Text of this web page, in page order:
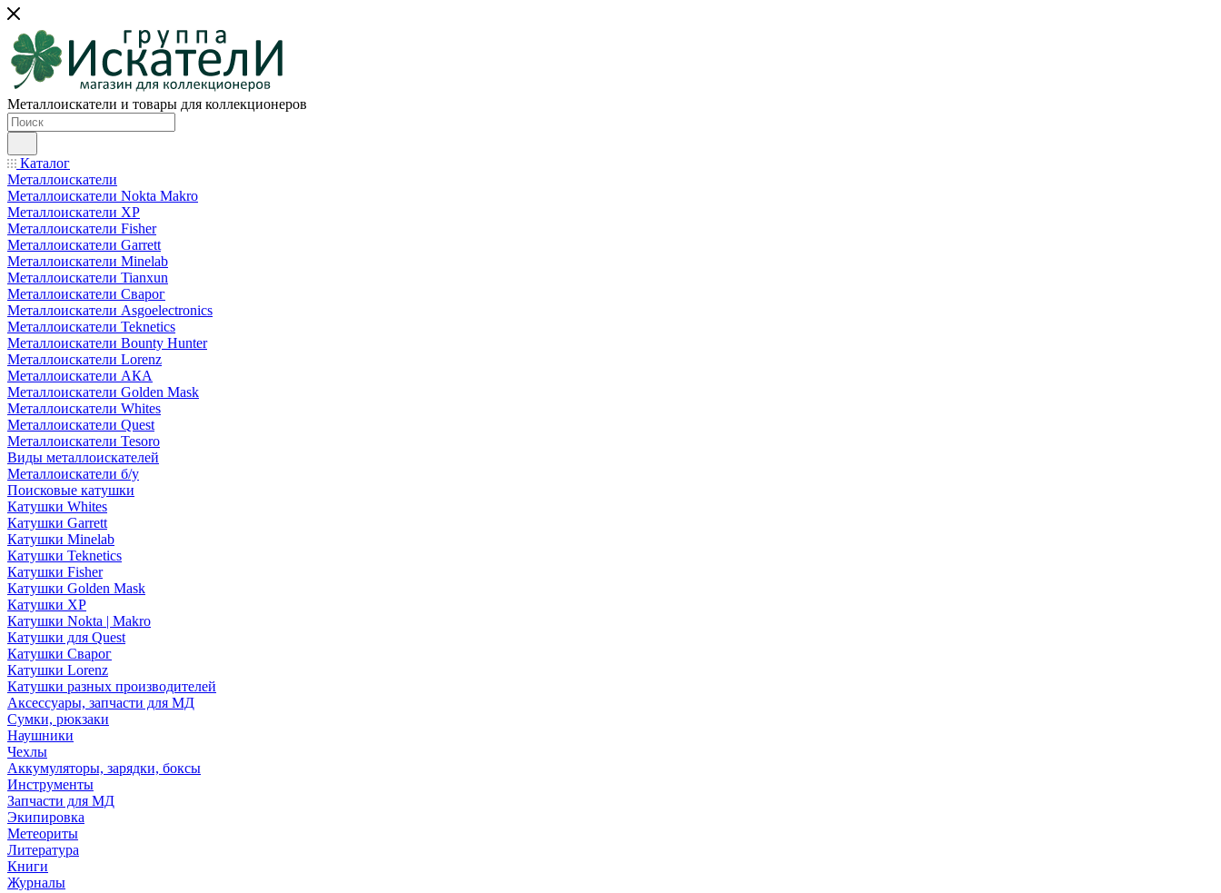
Металлоискатели и товары для коллекционеров
Каталог
Металлоискатели
Металлоискатели Nokta Makro
Металлоискатели XP
Металлоискатели Fisher
Металлоискатели Garrett
Металлоискатели Minelab
Металлоискатели Tianxun
Металлоискатели Сварог
Металлоискатели Asgoelectronics
Металлоискатели Teknetics
Металлоискатели Bounty Hunter
Металлоискатели Lorenz
Металлоискатели АКА
Металлоискатели Golden Mask
Металлоискатели Whites
Металлоискатели Quest
Металлоискатели Tesoro
Виды металлоискателей
Металлоискатели б/у
Поисковые катушки
Катушки Whites
Катушки Garrett
Катушки Minelab
Катушки Teknetics
Катушки Fisher
Катушки Golden Mask
Катушки XP
Катушки Nokta | Makro
Катушки для Quest
Катушки Сварог
Катушки Lorenz
Катушки разных производителей
Аксессуары, запчасти для МД
Сумки, рюкзаки
Наушники
Чехлы
Аккумуляторы, зарядки, боксы
Инструменты
Запчасти для МД
Экипировка
Метеориты
Литература
Книги
Журналы